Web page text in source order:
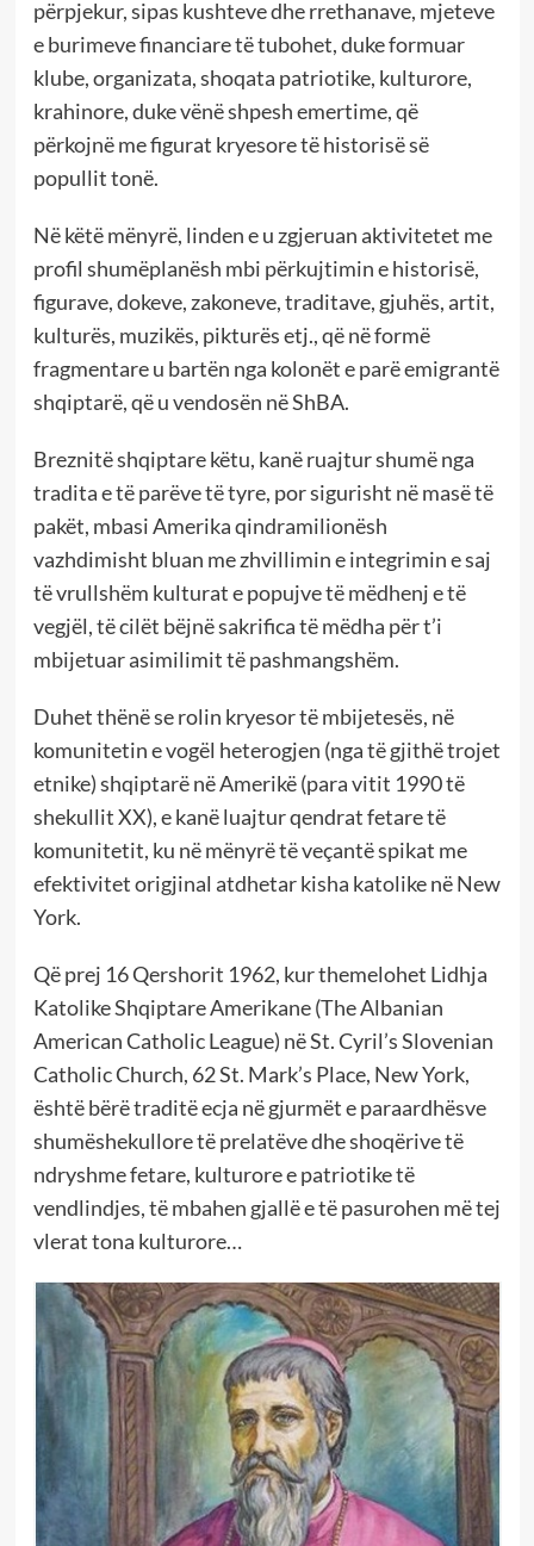
përpjekur, sipas kushteve dhe rrethanave, mjeteve
e burimeve financiare të tubohet, duke formuar
klube, organizata, shoqata patriotike, kulturore,
krahinore, duke vënë shpesh emertime, që
përkojnë me figurat kryesore të historisë së
popullit tonë.
Në këtë mënyrë, linden e u zgjeruan aktivitetet me
profil shumëplanësh mbi përkujtimin e historisë,
figurave, dokeve, zakoneve, traditave, gjuhës, artit,
kulturës, muzikës, pikturës etj., që në formë
fragmentare u bartën nga kolonët e parë emigrantë
shqiptarë, që u vendosën në ShBA.
Breznitë shqiptare këtu, kanë ruajtur shumë nga
tradita e të parëve të tyre, por sigurisht në masë të
pakët, mbasi Amerika qindramilionësh
vazhdimisht bluan me zhvillimin e integrimin e saj
të vrullshëm kulturat e popujve të mëdhenj e të
vegjël, të cilët bëjnë sakrifica të mëdha për t’i
mbijetuar asimilimit të pashmangshëm.
Duhet thënë se rolin kryesor të mbijetesës, në
komunitetin e vogël heterogjen (nga të gjithë trojet
etnike) shqiptarë në Amerikë (para vitit 1990 të
shekullit XX), e kanë luajtur qendrat fetare të
komunitetit, ku në mënyrë të veçantë spikat me
efektivitet origjinal atdhetar kisha katolike në New
York.
Që prej 16 Qershorit 1962, kur themelohet Lidhja
Katolike Shqiptare Amerikane (The Albanian
American Catholic League) në St. Cyril’s Slovenian
Catholic Church, 62 St. Mark’s Place, New York,
është bërë traditë ecja në gjurmët e paraardhësve
shumëshekullore të prelatëve dhe shoqërive të
ndryshme fetare, kulturore e patriotike të
vendlindjes, të mbahen gjallë e të pasurohen më tej
vlerat tona kulturore…